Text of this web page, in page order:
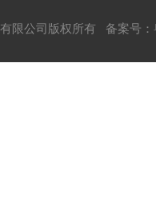
限公司版权所有 备案号